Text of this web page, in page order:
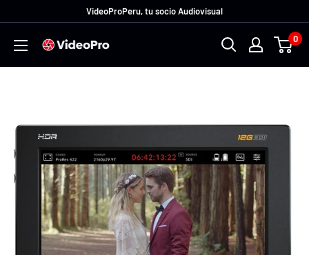
contenido
VideoProPeru, tu socio Audiovisual
VideoProPeru
0